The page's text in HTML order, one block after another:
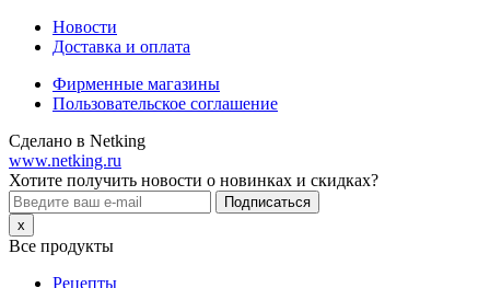
Новости
Доставка и оплата
Фирменные магазины
Пользовательское соглашение
Сделано в Netking
www.netking.ru
Хотите получить новости о новинках и скидках?
Подписаться
x
Все продукты
Рецепты